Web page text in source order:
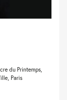
du Printemps,
Paris